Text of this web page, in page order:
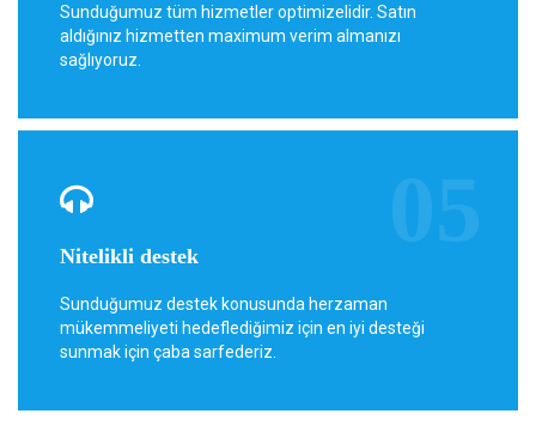
Sunduğumuz tüm hizmetler optimizelidir. Satın
aldığınız hizmetten maximum verim almanızı
sağlıyoruz.
Nitelikli destek
Sunduğumuz destek konusunda herzaman
mükemmeliyeti hedeflediğimiz için en iyi desteği
sunmak için çaba sarfederiz.